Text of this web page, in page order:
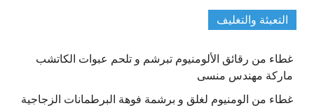
التعبئة والتغليف
غطاء من رقائق الألومنيوم تبرشم و تلحم عبوات الكاتشب
ماركة مهندس منسى
غطاء من الومنيوم لغلق و برشمة فوهة البرطمانات الزجاجية